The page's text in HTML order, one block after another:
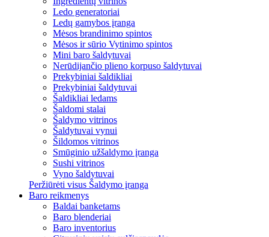
Ledo generatoriai
Ledų gamybos įranga
Mėsos brandinimo spintos
Mėsos ir sūrio Vytinimo spintos
Mini baro šaldytuvai
Nerūdijančio plieno korpuso šaldytuvai
Prekybiniai šaldikliai
Prekybiniai šaldytuvai
Šaldikliai ledams
Šaldomi stalai
Šaldymo vitrinos
Šaldytuvai vynui
Šildomos vitrinos
Smūginio užšaldymo įranga
Sushi vitrinos
Vyno šaldytuvai
Peržiūrėti visus Šaldymo įranga
Baro reikmenys
Baldai banketams
Baro blenderiai
Baro inventorius